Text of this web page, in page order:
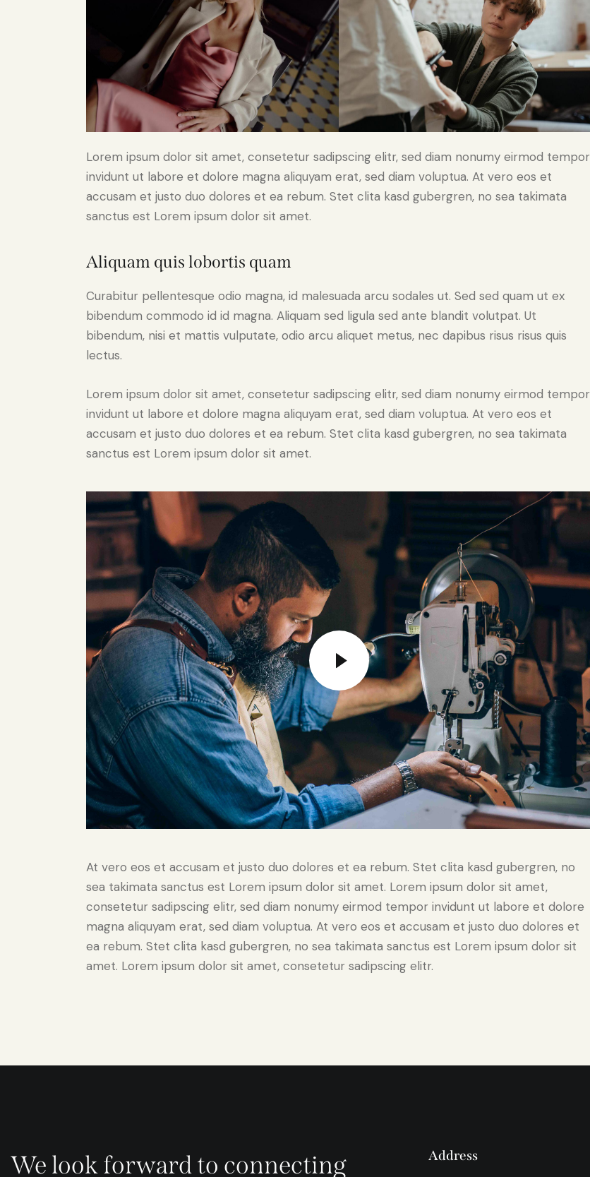
Lorem ipsum dolor sit amet, consetetur sadipscing elitr, sed diam nonumy eirmod tempor
invidunt ut labore et dolore magna aliquyam erat, sed diam voluptua. At vero eos et
accusam et justo duo dolores et ea rebum. Stet clita kasd gubergren, no sea takimata
sanctus est Lorem ipsum dolor sit amet.
Aliquam quis lobortis quam
Curabitur pellentesque odio magna, id malesuada arcu sodales ut. Sed sed quam ut ex
bibendum commodo id id magna. Aliquam sed ligula sed ante blandit volutpat. Ut
bibendum, nisi et mattis vulputate, odio arcu aliquet metus, nec dapibus risus risus quis
lectus.
Lorem ipsum dolor sit amet, consetetur sadipscing elitr, sed diam nonumy eirmod tempor
invidunt ut labore et dolore magna aliquyam erat, sed diam voluptua. At vero eos et
accusam et justo duo dolores et ea rebum. Stet clita kasd gubergren, no sea takimata
sanctus est Lorem ipsum dolor sit amet.
At vero eos et accusam et justo duo dolores et ea rebum. Stet clita kasd gubergren, no
sea takimata sanctus est Lorem ipsum dolor sit amet. Lorem ipsum dolor sit amet,
consetetur sadipscing elitr, sed diam nonumy eirmod tempor invidunt ut labore et dolore
magna aliquyam erat, sed diam voluptua. At vero eos et accusam et justo duo dolores et
ea rebum. Stet clita kasd gubergren, no sea takimata sanctus est Lorem ipsum dolor sit
amet. Lorem ipsum dolor sit amet, consetetur sadipscing elitr.
We look forward to connecting Address